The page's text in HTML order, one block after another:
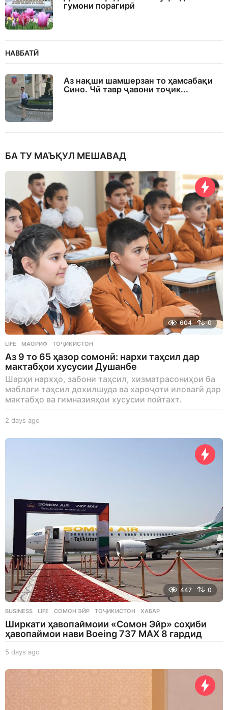
гумони порагирӣ
НАВБАТӢ
Аз нақши шамшерзан то ҳамсабақи
Сино. Чӣ тавр ҷавони тоҷик...
БА ТУ МАЪҚУЛ МЕШАВАД
604 0
LIFE МАОРИФ ,ТОҶИКИСТОН
Аз 9 то 65 ҳазор сомонӣ: нархи таҳсил дар
мактабҳои хусусии Душанбе
Шарҳи нархҳо, забони таҳсил, хизматрасониҳои ба
маблағи таҳсил дохилшуда ва хароҷоти иловагӣ дар
мактабҳо ва гимназияҳои хусусии пойтахт.
2 days ago
a
447 0
BUSINESS ,LIFE СОМОН ЭЙР ,ТОҶИКИСТОН ,ХАБАР
Ширкати ҳавопаймоии «Сомон Эйр» соҳиби
ҳавопаймои нави Boeing 737 MAX 8 гардид
5 days ago
a